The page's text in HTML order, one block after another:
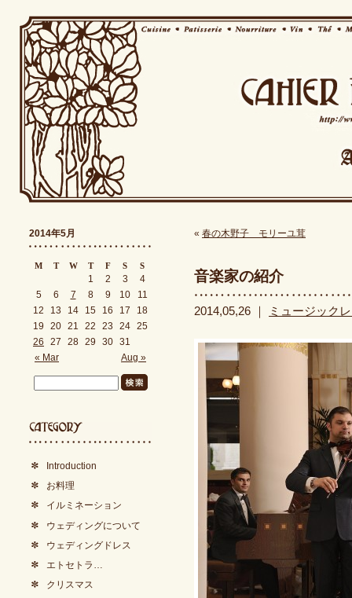
« 春の木野子 モリーユ茸
音楽家の紹介
2014,05,26 ｜ ミュージック
2014年5月
M T W T F S S
« Mar Aug »
1 2 3
4
5
6 7 8 9 10
11
12
13 14 15 16 17
18
19
20 21 22 23 24 25
26
27 28 29 30 31
Introduction
お料理
イルミネーション
ウェディングについて
ウェディングドレス
エトセトラ…
クリスマス